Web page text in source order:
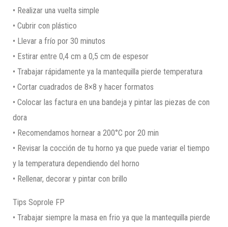
• Realizar una vuelta simple
• Cubrir con plástico
• Llevar a frío por 30 minutos
• Estirar entre 0,4 cm a 0,5 cm de espesor
• Trabajar rápidamente ya la mantequilla pierde temperatura
• Cortar cuadrados de 8×8 y hacer formatos
• Colocar las factura en una bandeja y pintar las piezas de con
dora
• Recomendamos hornear a 200°C por 20 min
• Revisar la cocción de tu horno ya que puede variar el tiempo
y la temperatura dependiendo del horno
• Rellenar, decorar y pintar con brillo
Tips Soprole FP
• Trabajar siempre la masa en frio ya que la mantequilla pierde